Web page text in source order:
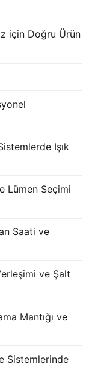
Serisi
için Doğru Ürün
Işık
Lümen Seçimi
Saati ve
ve Şalt
Mantığı ve
Sistemlerinde